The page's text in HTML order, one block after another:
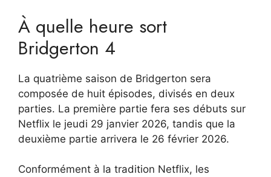
À quelle heure sort
Bridgerton 4
La quatrième saison de Bridgerton sera
composée de huit épisodes, divisés en deux
parties. La première partie fera ses débuts sur
Netflix le jeudi 29 janvier 2026, tandis que la
deuxième partie arrivera le 26 février 2026.
Conformément à la tradition Netflix, les